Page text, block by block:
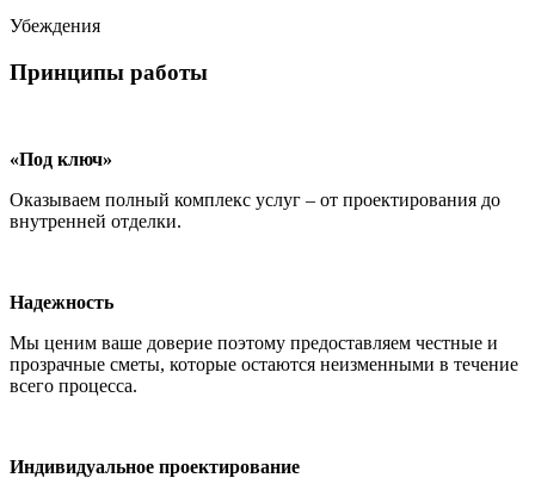
Убеждения
Принципы работы
«Под ключ»
Оказываем полный комплекс услуг – от проектирования до
внутренней отделки.
Надежность
Мы ценим ваше доверие поэтому предоставляем честные и
прозрачные сметы, которые остаются неизменными в течение
всего процесса.
Индивидуальное проектирование